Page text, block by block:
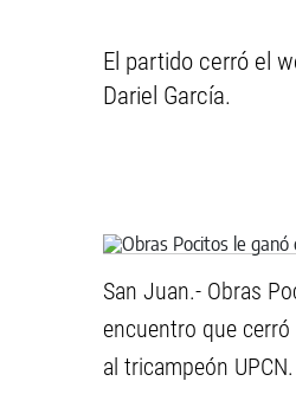
El partido cerró el
Dariel García.
San Juan.- Obras
encuentro que
al tricampeón UPCN.